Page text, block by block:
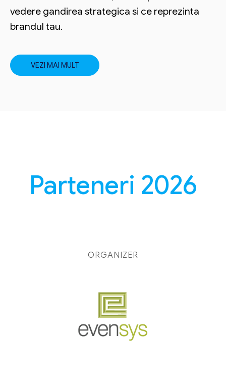
vedere gandirea strategica si ce reprezinta
brandul tau.
VEZI MAI MULT
Parteneri 2026
ORGANIZER